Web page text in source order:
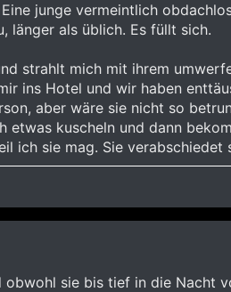
junge vermeintlich
länger als üblich. Es füllt sich.
strahlt mich mit ihrem
ins Hotel und wir haben
aber wäre sie nicht so
etwas kuscheln und dann
ich sie mag. Sie
sie bis tief in die Nacht